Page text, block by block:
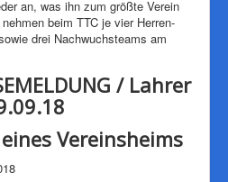
an, was ihn zum größte Verein
beim TTC je vier Herren-
drei Nachwuchsteams am
/ Lahrer
Vereinsheims